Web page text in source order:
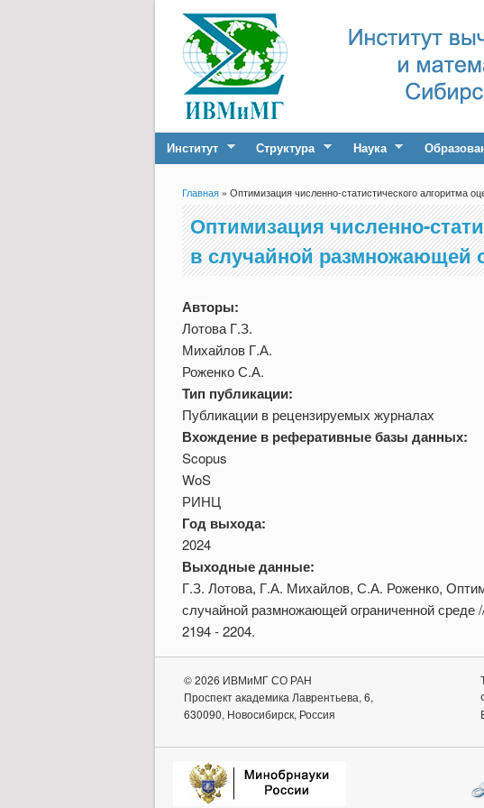
Институт Структура Наука
Вы здесь
Главная » Оптимизация численно-статистического алгоритма
Оптимизация численно-
в случайной размножающей
Авторы:
Лотова Г.З.
Михайлов Г.А.
Роженко С.А.
Тип публикации:
Публикации в рецензируемых журналах
Вхождение в реферативные базы данных:
Scopus
WoS
РИНЦ
Год выхода:
2024
Выходные данные:
Г.З. Лотова, Г.А. Михайлов, С.А. Роженко,
случайной размножающей ограниченной
2194 - 2204.
© 2026 ИВМиМГ СО РАН
Проспект академика Лаврентьева, 6,
630090, Новосибирск, Россия